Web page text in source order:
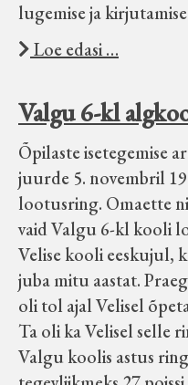
lugemise ja
Loe edasi …
Valgu 6-kl
Õpilaste isetegemise
juurde 5. novembril
lootusring. Omaette
vaid Valgu 6-kl kooli
Velise kooli eeskujul,
juba mitu aastat.
oli tol ajal Velisel
Ta oli ka Velisel selle
Valgu koolis astus